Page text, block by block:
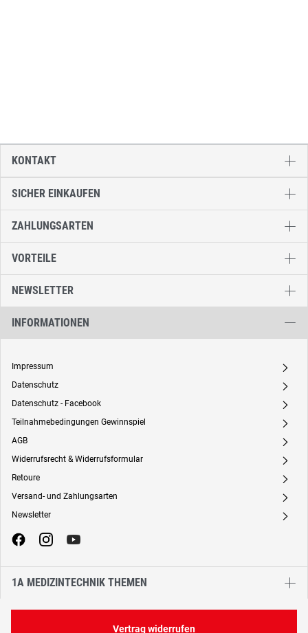
SICHER EINKAUFEN
ZAHLUNGSARTEN
VORTEILE
NEWSLETTER
INFORMATIONEN
Impressum A
Datenschutz A
Datenschutz - Facebook A
Teilnahmebedingungen Gewinnspiel A
AGB A
Widerrufsrecht & Widerrufsformular A
Retoure A
Versand- und Zahlungsarten A
Newsletter A
1A MEDIZINTECHNIK THEMEN
KONTAKT
Vertrag widerrufen